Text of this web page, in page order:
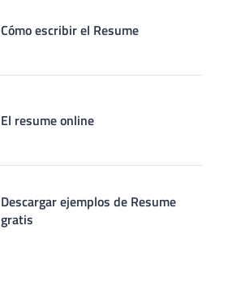
Cómo escribir el Resume
El resume online
Descargar ejemplos de Resume
gratis